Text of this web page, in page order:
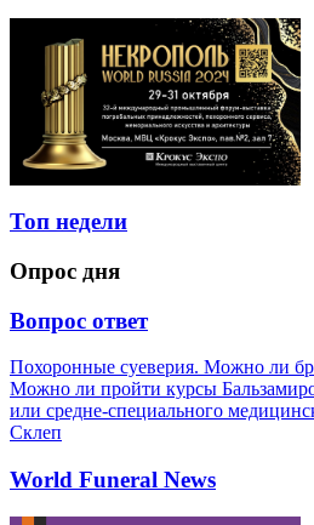
Топ недели
Опрос дня
Вопрос ответ
Похоронные суеверия. Можно ли
Можно ли пройти курсы
или средне-специального
Склеп
World Funeral News